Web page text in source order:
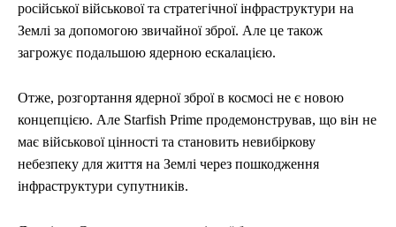
російської військової та стратегічної інфраструктури на
Землі за допомогою звичайної зброї. Але це також
загрожує подальшою ядерною ескалацією.
Отже, розгортання ядерної зброї в космосі не є новою
концепцією. Але Starfish Prime продемонстрував, що він не
має військової цінності та становить невибіркову
небезпеку для життя на Землі через пошкодження
інфраструктури супутників.